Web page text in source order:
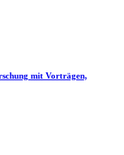
mit Vorträgen,